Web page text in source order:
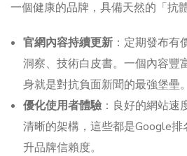
一個健康的品牌，具備天然的「抗體
官網內容持續更新 ：定期發布有
洞察、技術白皮書。一個內容豐
身就是對抗負面新聞的最強堡壘。
優化使用者體驗 ：良好的網站速
清晰的架構，這些都是Google
升品牌信賴度。